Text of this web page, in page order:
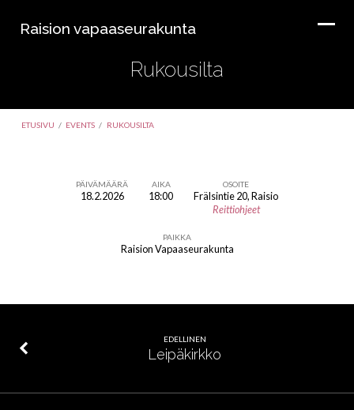
Raision vapaaseurakunta
Rukousilta
ETUSIVU / EVENTS / RUKOUSILTA
PÄIVÄMÄÄRÄ
18.2.2026
AIKA
18:00
OSOITE
Frälsintie 20, Raisio
Reittiohjeet
PAIKKA
Raision Vapaaseurakunta
EDELLINEN
Leipäkirkko